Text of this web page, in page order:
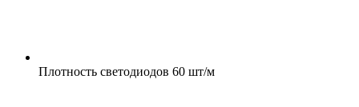
Плотность светодиодов 60 шт/м